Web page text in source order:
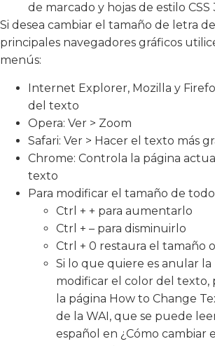
de marcado y hojas de estilo CSS
Si desea cambiar el tamaño de letra
principales navegadores gráficos
menús:
Internet Explorer, Mozilla y
del texto
Opera: Ver > Zoom
Safari: Ver > Hacer el texto más
Chrome: Controla la página
texto
Para modificar el tamaño de
Ctrl + + para aumentarlo
Ctrl + – para disminuirlo
Ctrl + 0 restaura el tamaño
Si lo que quiere es anular la
modificar el color del
la página How to Change
de la WAI, que se puede
español en ¿Cómo cambiar